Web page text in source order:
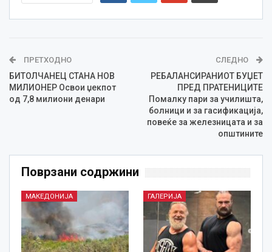
ПРЕТХОДНО
БИТОЛЧАНЕЦ СТАНА НОВ
МИЛИОНЕР Освои џекпот
од 7,8 милиони денари
СЛЕДНО
РЕБАЛАНСИРАНИОТ БУЏЕТ
ПРЕД ПРАТЕНИЦИТЕ
Помалку пари за училишта,
болници и за гасификација,
повеќе за железницата и за
општините
Поврзани содржини
МАКЕДОНИЈА ГАЛЕРИЈА